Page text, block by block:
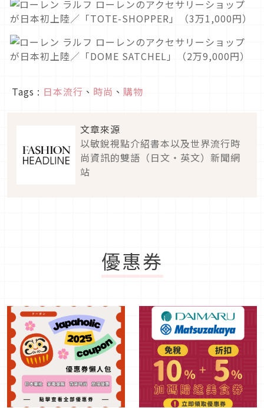
Tags : 日本流行 、 時尚 、 購物
文章來源
以敏銳視點介紹書本以及世界流行時
尚資訊的雙語（日文・英文）新聞網
站
優惠券